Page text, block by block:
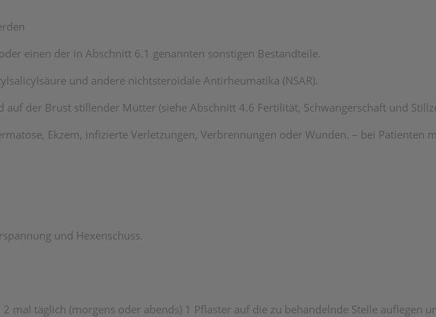
einen der in Abschnitt 6.1 genannten sonstigen Bestandteile.
und andere nichtsteroidale Antirheumatika (NSAR).
auf der Brust stillender Mütter (siehe Abschnitt 4.6 Fertilität, Schwangerschaft und
Ekzem, infizierte Verletzungen, Verbrennungen oder Wunden. – bei Patienten
und Hexenschuss.
2 mal täglich (morgens oder abends) 1 Pflaster auf die zu behandelnde Stelle auflegen